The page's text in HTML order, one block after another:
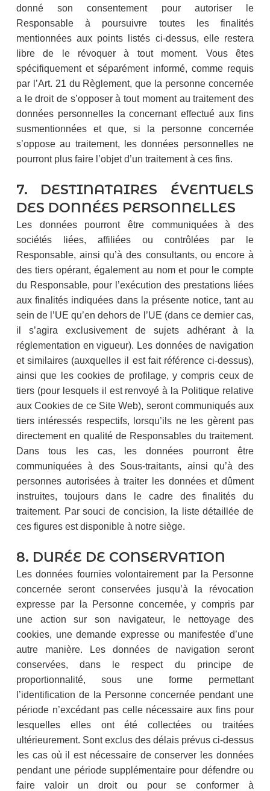
donné son consentement pour autoriser le
Responsable à poursuivre toutes les finalités
mentionnées aux points listés ci-dessus, elle restera
libre de le révoquer à tout moment. Vous êtes
spécifiquement et séparément informé, comme requis
par l’Art. 21 du Règlement, que la personne concernée
a le droit de s’opposer à tout moment au traitement des
données personnelles la concernant effectué aux fins
susmentionnées et que, si la personne concernée
s’oppose au traitement, les données personnelles ne
pourront plus faire l’objet d’un traitement à ces fins.
7. DESTINATAIRES ÉVENTUELS
DES DONNÉES PERSONNELLES
Les données pourront être communiquées à des
sociétés liées, affiliées ou contrôlées par le
Responsable, ainsi qu’à des consultants, ou encore à
des tiers opérant, également au nom et pour le compte
du Responsable, pour l’exécution des prestations liées
aux finalités indiquées dans la présente notice, tant au
sein de l’UE qu’en dehors de l’UE (dans ce dernier cas,
il s’agira exclusivement de sujets adhérant à la
réglementation en vigueur). Les données de navigation
et similaires (auxquelles il est fait référence ci-dessus),
ainsi que les cookies de profilage, y compris ceux de
tiers (pour lesquels il est renvoyé à la Politique relative
aux Cookies de ce Site Web), seront communiqués aux
tiers intéressés respectifs, lorsqu’ils ne les gèrent pas
directement en qualité de Responsables du traitement.
Dans tous les cas, les données pourront être
communiquées à des Sous-traitants, ainsi qu’à des
personnes autorisées à traiter les données et dûment
instruites, toujours dans le cadre des finalités du
traitement. Par souci de concision, la liste détaillée de
ces figures est disponible à notre siège.
8. DURÉE DE CONSERVATION
Les données fournies volontairement par la Personne
concernée seront conservées jusqu’à la révocation
expresse par la Personne concernée, y compris par
une action sur son navigateur, le nettoyage des
cookies, une demande expresse ou manifestée d’une
autre manière. Les données de navigation seront
conservées, dans le respect du principe de
proportionnalité, sous une forme permettant
l’identification de la Personne concernée pendant une
période n’excédant pas celle nécessaire aux fins pour
lesquelles elles ont été collectées ou traitées
ultérieurement. Sont exclus des délais prévus ci-dessus
les cas où il est nécessaire de conserver les données
pendant une période supplémentaire pour défendre ou
faire valoir un droit ou pour se conformer à